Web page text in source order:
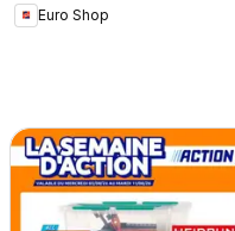
Euro Shop